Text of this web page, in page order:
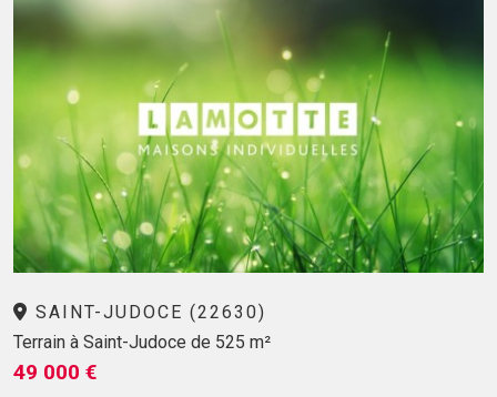
SAINT-JUDOCE (22630)
Terrain à Saint-Judoce de 525 m²
49 000 €